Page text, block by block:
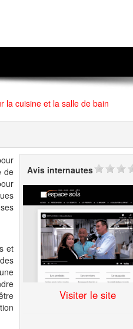
la cuisine et la salle de bain
de
et
Avis internautes
Visiter le site